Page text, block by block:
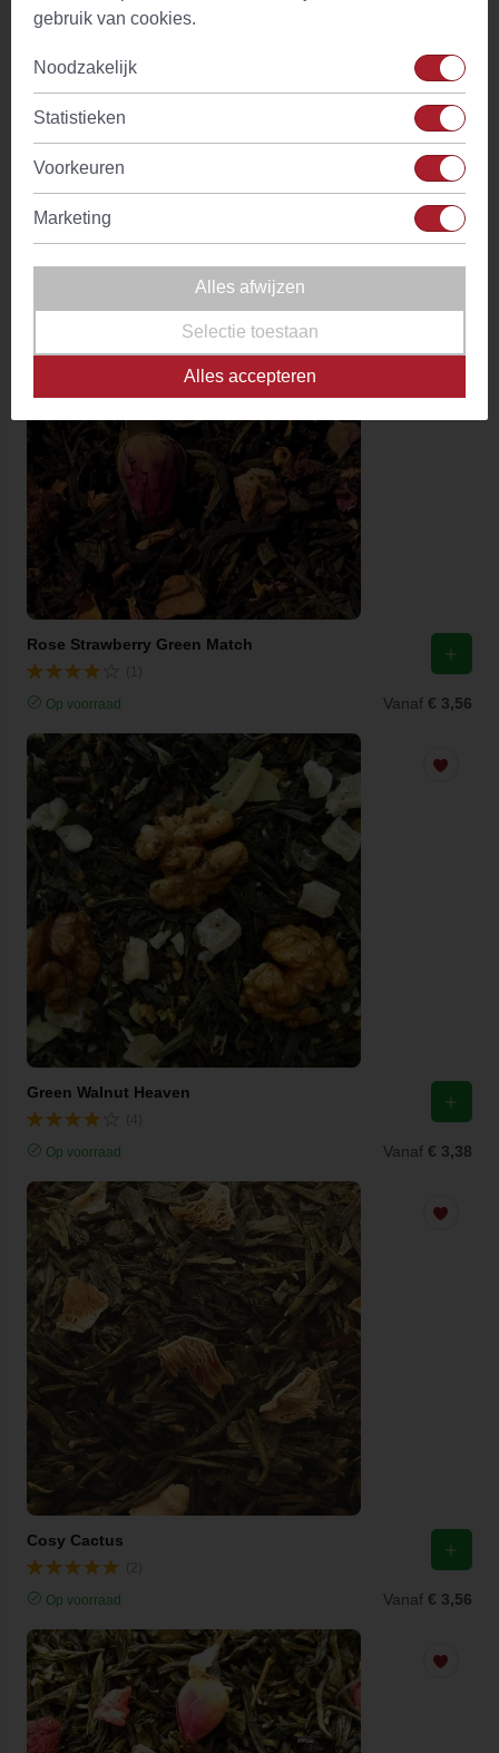
Green Ginger Lemon Naturally Splendid
Rose Strawberry Green Match
Op voorraad Vanaf € 3,56
Green Walnut Heaven
Op voorraad Vanaf € 3,38
Cosy Cactus
Op voorraad Vanaf € 3,56
gebruik van cookies.
Noodzakelijk
Statistieken
Voorkeuren
Marketing
Alles afwijzen
Selectie toestaan
Alles accepteren